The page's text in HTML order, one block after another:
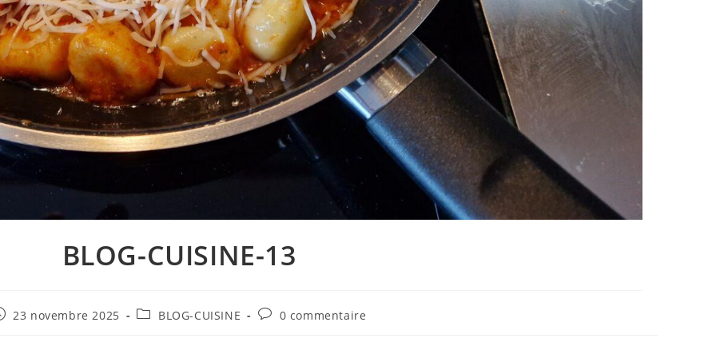
BLOG-CUISINE-13
23 novembre 2025 BLOG-CUISINE 0 commentaire